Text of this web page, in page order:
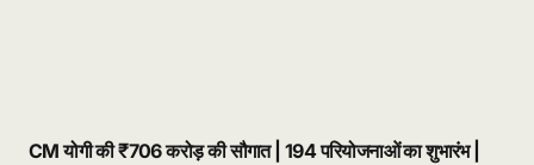
CM योगी की ₹706 करोड़ की सौगात | 194 परियोजनाओं का शुभारंभ |